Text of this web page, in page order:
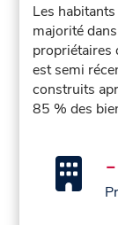
Les
majorité
propriétaires
est semi
construits
85 % des
-